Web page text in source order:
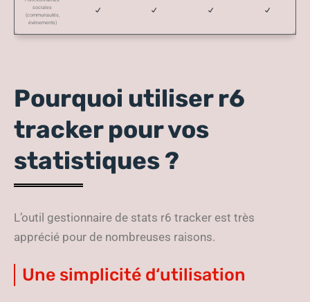
sociales
(communautés,
événements)
Pourquoi utiliser r6
tracker pour vos
statistiques ?
L’outil gestionnaire de stats r6 tracker est très
apprécié pour de nombreuses raisons.
Une simplicité d‘utilisation